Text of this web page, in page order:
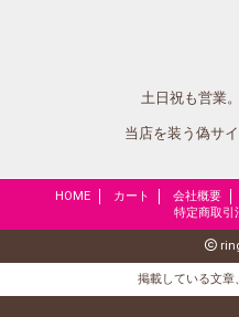
土日祝も営業
当店を装う偽サ
HOME カート 会社概要
特定商取引
掲載している文章